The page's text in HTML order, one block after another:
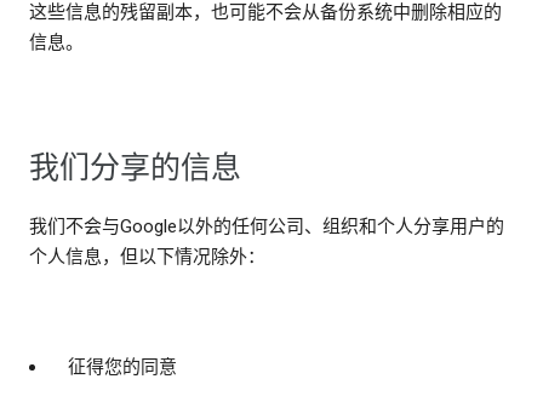
这些信息的残留副本，也可能不会从备份系统中删除相应的
信息。
我们分享的信息
我们不会与Google以外的任何公司、组织和个人分享用户的
个人信息，但以下情况除外：
征得您的同意